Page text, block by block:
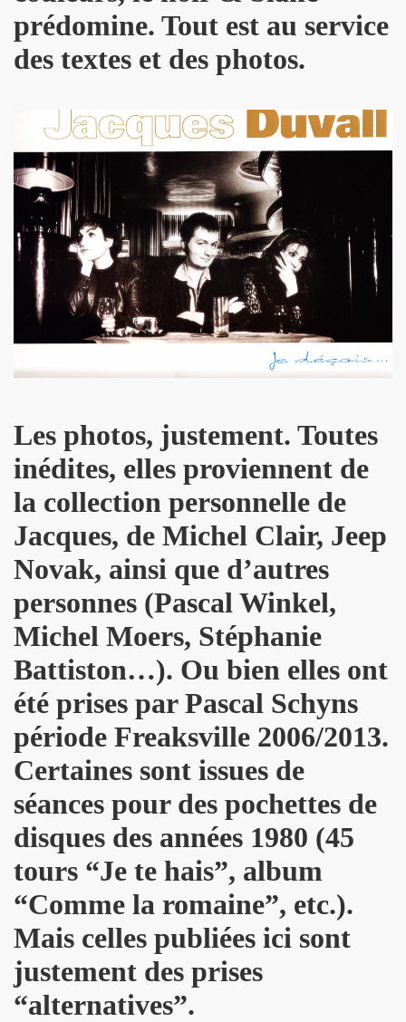
prédomine. Tout est au service
des textes et des photos.
Les photos, justement. Toutes
inédites, elles proviennent de
la collection personnelle de
Jacques, de Michel Clair, Jeep
Novak, ainsi que d’autres
personnes (Pascal Winkel,
Michel Moers, Stéphanie
Battiston…). Ou bien elles ont
été prises par Pascal Schyns
période Freaksville 2006/2013.
Certaines sont issues de
séances pour des pochettes de
disques des années 1980 (45
tours “Je te hais”, album
“Comme la romaine”, etc.).
Mais celles publiées ici sont
justement des prises
“alternatives”.
et JEAN WILLIAM THOURY par PHILIPPE
vivant" et "De l amour") les 27 et 29 novembre 2015
DEVICE (1982 a 1989) : 45 revolutions par minute,
de Paris a Sete (du 2 au 4 novembre 2015).
du 23 au 25 octobre 2015 a Biarritz.
intimiste à paraître en 2016.
???" et "Psycho Tropical Berlin") le 5 juillet 2015 au
(2015) : chronique detaillee.
le 4 mai 2015 au PALAIS DES SPORTS (Paris) :
plus pour Dieu") + BENJAMIN SCHOOS ("Beau
"Hommage a PASCAL BORNE" (guitariste de
Dietrich et Marilyn Monroe) dans les "MUGLER
dans le journal "CANDY" n°8 (hiver 2014 2015).
cinq minutes, j'suis prete !" et "Redevenir modeste") :
man show "2") le 4 janvier 2015 au THEATRE DEJAZET
chanteuse de Superbus) le 25 septembre 2014 au
» de MINISTERE A.M.E.R (Stomy Bugsy et Passi)
DRONES (album "THE TANGIBLE EFFECT OF LOVE")
dans le Sud de de la France, dans les Vosges (juin et
(2014) de BRIAN SETZER : chronique
: chronique detaillee.
: chronique detaillee.
+ album "THE FABULOUS ROCK N ROLL
PARTON : chronique detaillee.
de la chanson" (Editions Caid, 2014) : chronique du